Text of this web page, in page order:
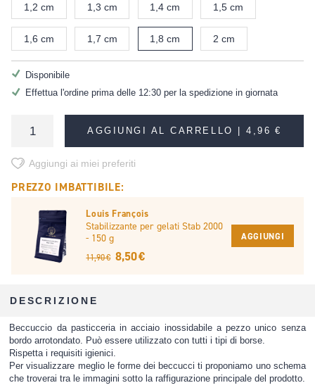
1,2 cm 1,3 cm 1,4 cm 1,5 cm
1,6 cm 1,7 cm 1,8 cm 2 cm
Disponibile
Effettua l'ordine prima delle 12:30 per la spedizione in giornata
AGGIUNGI AL CARRELLO |4,96 €
Aggiungi ai miei preferiti
PREZZO IMBATTIBILE:
Louis François
Stabilizzante per gelati Stab 2000
- 150 g
11,90 € 8,50 €
AGGIUNGI
DESCRIZIONE
Beccuccio da pasticceria in acciaio inossidabile a pezzo unico senza
bordo arrotondato. Può essere utilizzato con tutti i tipi di borse.
Rispetta i requisiti igienici.
Per visualizzare meglio le forme dei beccucci ti proponiamo uno schema
che troverai tra le immagini sotto la raffigurazione principale del prodotto.